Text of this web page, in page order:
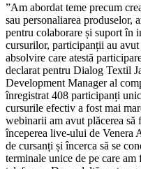
”Am abordat teme precum
sau personaliarea produselor,
pentru colaborare și suport în
cursurilor, participanții au
absolvire care atestă
declarat pentru Dialog Textil
Development Manager al
înregistrat 408 participanți
cursurile efectiv a fost mai
webinarii am avut plăcerea să
începerea live-ului de Venera
de cursanți și încerca să se
terminale unice de pe care